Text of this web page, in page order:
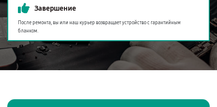
Завершение
После ремонта, вы или наш курьер возвращает устройство с гарантийным
бланком.